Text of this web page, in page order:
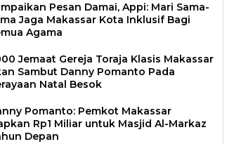
Pesan Damai, Appi: Mari Sama-
Jaga Makassar Kota Inklusif Bagi
Agama
Jemaat Gereja Toraja Klasis Makassar
Sambut Danny Pomanto Pada
Natal Besok
Pomanto: Pemkot Makassar
Rp1 Miliar untuk Masjid Al-Markaz
Depan